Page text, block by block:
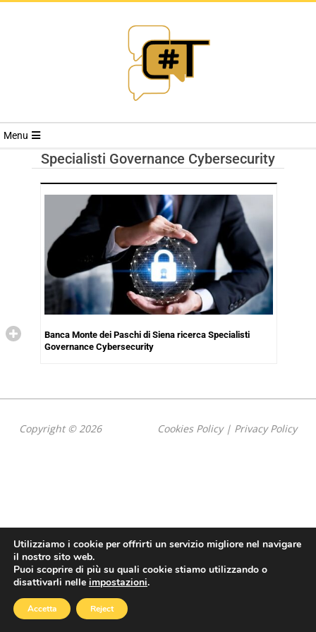
RIVISTA
TRENDS
Menu
Specialisti Governance Cybersecurity
Banca Monte dei Paschi di Siena ricerca Specialisti
Governance Cybersecurity
Copyright © 2026 Cookies Policy| Privacy Policy
Utilizziamo i cookie per offrirti un servizio migliore nel navigare
il nostro sito web.
Puoi scoprire di più su quali cookie stiamo utilizzando o
disattivarli nelle impostazioni.
Accetta Reject